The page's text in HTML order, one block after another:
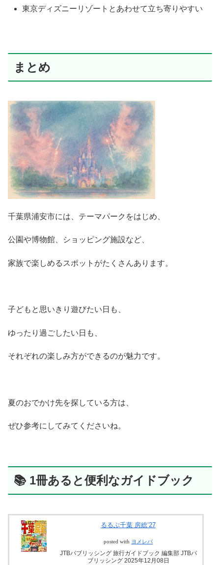
東京ディズニーリゾートとあわせて立ち寄りやすい
まとめ
千葉県浦安市には、テーマパークをはじめ、
公園や博物館、ショッピング施設など、
家族で楽しめるスポットがたくさんあります。
子どもと思いきり遊びたい日も、
ゆったり過ごしたい日も、
それぞれの楽しみ方ができるのが魅力です。
夏のおでかけ先を探している方は、
ぜひ参考にしてみてくださいね。
📚 1冊あると便利なガイドブック
るるぶ千葉 房総’27
posted with ヨメレバ
JTBパブリッシング 旅行ガイドブック 編集部 JTBパ
ブリッシング 2025年12月08日